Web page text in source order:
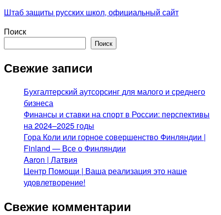
Штаб защиты русских школ, официальный сайт
Поиск
Поиск
Свежие записи
Бухгалтерский аутсорсинг для малого и среднего
бизнеса
Финансы и ставки на спорт в России: перспективы
на 2024–2025 годы
Гора Коли или горное совершенство Финляндии |
Finland — Все о Финляндии
Aaron | Латвия
Центр Помощи | Ваша реализация это наше
удовлетворение!
Свежие комментарии